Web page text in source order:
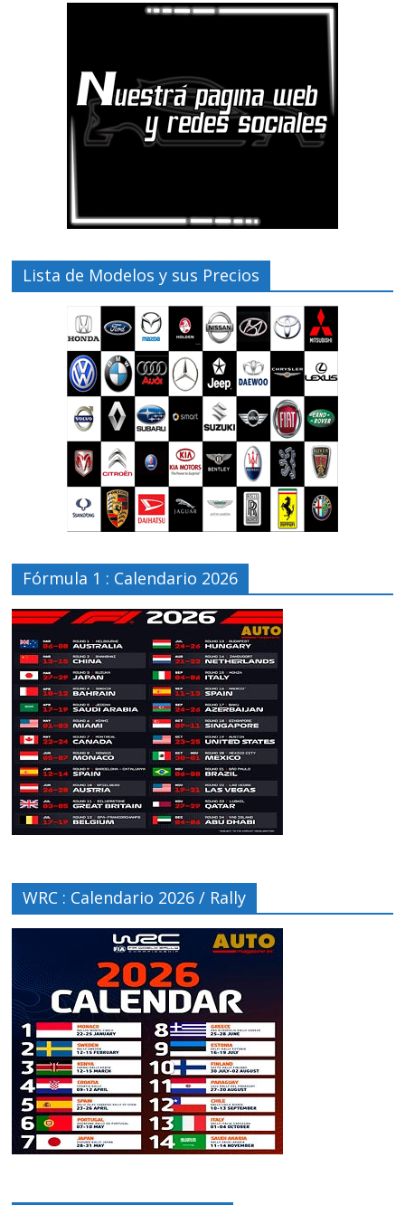
Lista de Modelos y sus Precios
Fórmula 1 : Calendario 2026
WRC : Calendario 2026 / Rally